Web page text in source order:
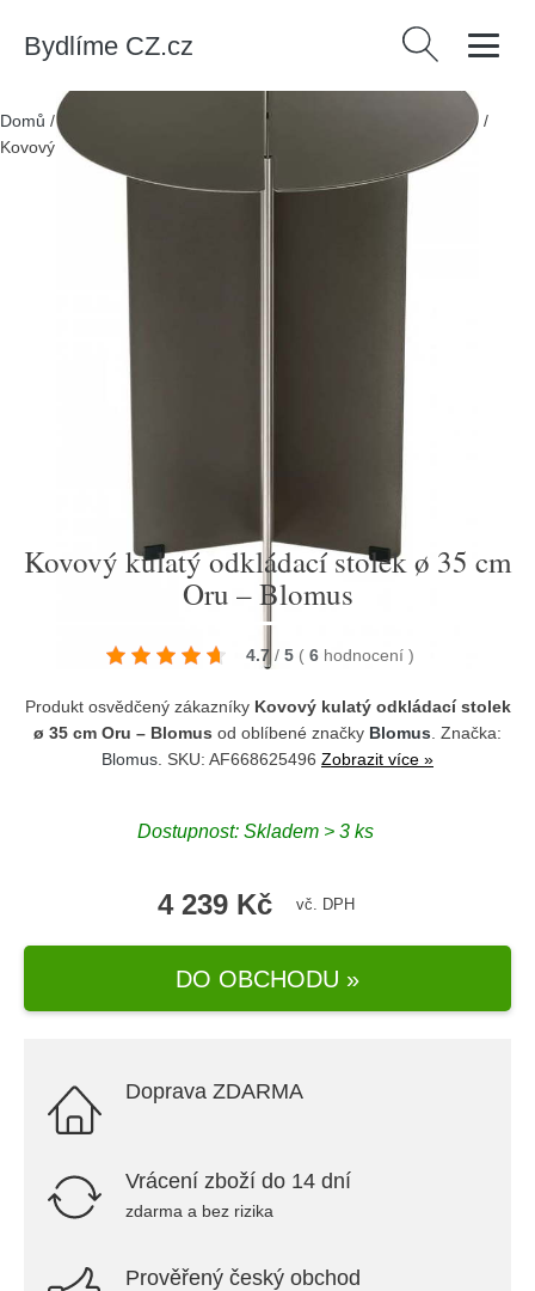
Bydlíme CZ.cz Vyhledávání
Domů / > Nábytek > Stoly a stolky > Odkládací stolky /
Kovový kulatý odkládací stolek ø 35 cm Oru – Blomus
Kovový kulatý odkládací stolek ø 35 cm
Oru – Blomus
4.7 / 5 ( 6 hodnocení )
Produkt osvědčený zákazníky Kovový kulatý odkládací stolek
ø 35 cm Oru – Blomus od oblíbené značky Blomus . Značka:
Blomus . SKU: AF668625496 Zobrazit více »
Dostupnost: Skladem > 3 ks
4 239 Kč vč. DPH
DO OBCHODU »
Doprava ZDARMA
Vrácení zboží do 14 dní
zdarma a bez rizika
Prověřený český obchod